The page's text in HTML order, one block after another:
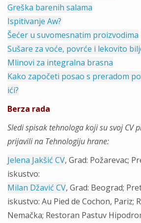
Greška barenih salama
Ispitivanje Aw?
Šećer u suvomesnatim proizvodima
Sušare za voće, povrće i lekovito
Mlinovi za integralna brasna
Kako započeti posao s preradom
ići?
Berza rada
Sledi spisak tehnologa koji su svoj CV
prijavili na Tehnologiju hrane:
Jelena Jakšić CV, Grad: Požarevac;
iskustvo:
Milan Džavić CV, Grad: Beograd;
iskustvo: Au Pied de Cochon, Pariz;
Nemačka; Restoran Pastuv